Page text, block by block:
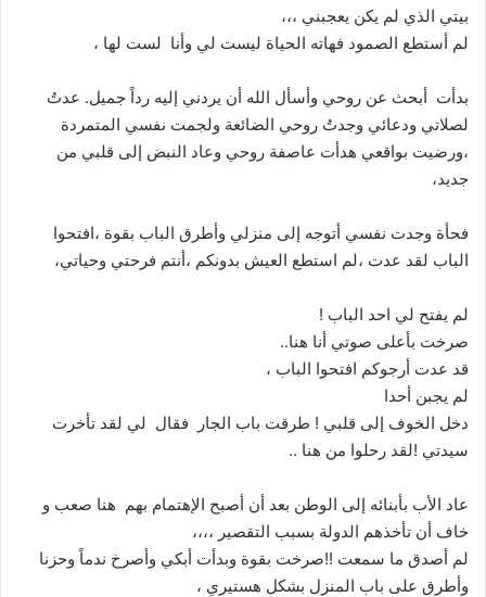
بيتي الذي لم يكن يعجبني ،،،
لم أستطع الصمود فهاته الحياة ليست لي وأنا لست لها ،
بدأت أبحث عن روحي وأسأل الله أن يردني إليه رداً جميل. عدتُ
لصلاتي ودعائي وجدتُ روحي الضائعة ولجمت نفسي المتمردة
،ورضيت بواقعي هدأت عاصفة روحي وعاد النبض إلى قلبي من
جديد،
فحأة وجدت نفسي أتوجه إلى منزلي وأطرق الباب بقوة ،افتحوا
الباب لقد عدت ،لم استطع العيش بدونكم ،أنتم فرحتي وحياتي،
لم يفتح لي احد الباب !
صرخت بأعلى صوتي أنا هنا..
قد عدت أرجوكم افتحوا الباب ،
لم يجبن أحدا
دخل الخوف إلى قلبي ! طرقت باب الجار فقال لي لقد تأخرت
سيدتي !لقد رحلوا من هنا ..
عاد الأب بأبنائه إلى الوطن بعد أن أصبح الإهتمام بهم هنا صعب و
خاف أن تأخذهم الدولة بسبب التقصير ،،،،
لم أصدق ما سمعت !!صرخت بقوة وبدأت أبكي وأصرخ ندماً وحزنا
وأطرق على باب المنزل بشكل هستيري ،